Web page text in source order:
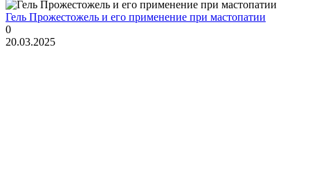
Гель Прожестожель и его применение при мастопатии
0
20.03.2025